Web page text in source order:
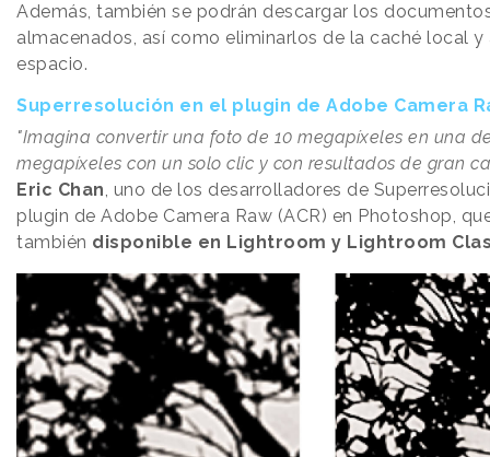
Además, también se podrán descargar los
almacenados, así como eliminarlos de la caché local y
espacio.
Superresolución en el plugin de Adobe Camera
"Imagina convertir una foto de 10 megapíxeles en una
megapíxeles con un solo clic y con resultados de gran
Eric Chan, uno de los desarrolladores de
plugin de Adobe Camera Raw (ACR) en Photoshop,
también disponible en Lightroom y Lightroom